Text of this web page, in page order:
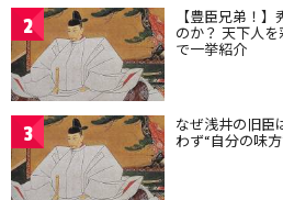
2 【豊臣兄弟！
のか？ 天下人
で一挙紹介
3 なぜ浅井の旧臣
わず“自分の味